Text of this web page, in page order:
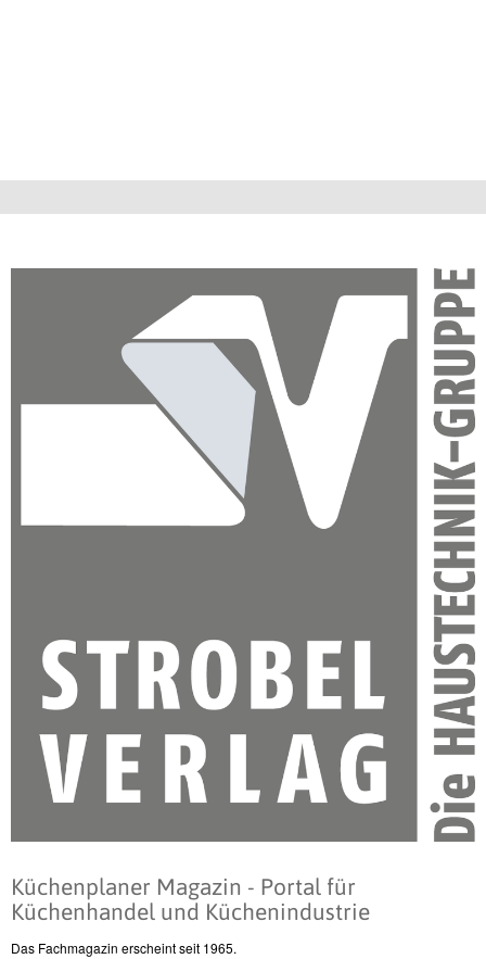
Küchenplaner Magazin - Portal für
Küchenhandel und Küchenindustrie
Das Fachmagazin erscheint seit 1965.